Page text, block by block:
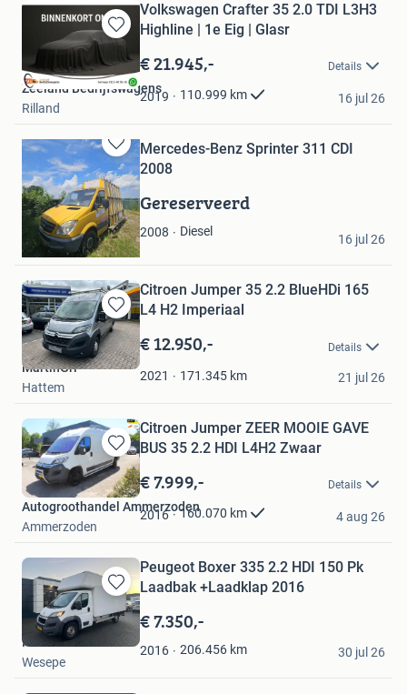
Bewaren
in
Mijn
Favorieten
Volkswagen Crafter 35 2.0 TDI L3H3
Highline | 1e Eig | Glasr
€ 21.945,- Details
2019 110.999 km
Zeeland Bedrijfswagens
Rilland
16 jul 26
Bewaren
in
Mijn
Favorieten
Mercedes-Benz Sprinter 311 CDI
2008
Gereserveerd
2008 Diesel
Toon
Sint-Oedenrode
16 jul 26
Bewaren
in
Mijn
Favorieten
Citroen Jumper 35 2.2 BlueHDi 165
L4 H2 Imperiaal
€ 12.950,- Details
2021 171.345 km
MartinGri
Hattem
21 jul 26
Bewaren
in
Mijn
Favorieten
Citroen Jumper ZEER MOOIE GAVE
BUS 35 2.2 HDI L4H2 Zwaar
€ 7.999,- Details
2016 160.070 km
Autogroothandel Ammerzoden
Ammerzoden
4 aug 26
Bewaren
in
Mijn
Favorieten
Peugeot Boxer 335 2.2 HDI 150 Pk
Laadbak +Laadklap 2016
€ 7.350,-
2016 206.456 km
Kievitsbosch Auto's
Wesepe
30 jul 26